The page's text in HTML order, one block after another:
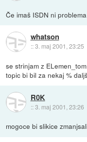
Če imaš ISDN ni
whatson
::3. maj 2001, 23:25
se strinjam z
topic bi bil za nekaj %
R0K
::3. maj 2001, 23:26
mogoce bi slikice